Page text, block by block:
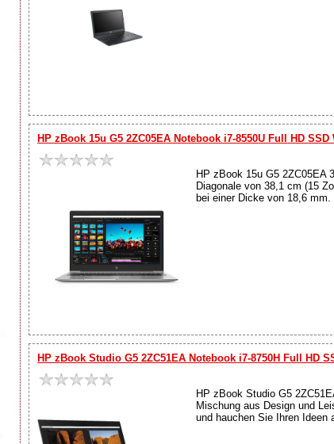
HP zBook 15u G5 2ZC05EA Notebook i7-8550U Full HD
HP zBook 15u G5 2ZC05EA
Diagonale von 38,1 cm (15
bei einer Dicke von 18,6 mm.
HP zBook Studio G5 2ZC51EA Notebook i7-8750H Full HD
HP zBook Studio G5
Mischung aus Design und
und hauchen Sie Ihren Ideen